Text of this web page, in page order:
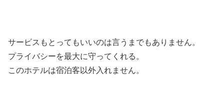
サービスもとってもいいのは言うまでもありません。
プライバシーを最大に守ってくれる。
このホテルは宿泊客以外入れません。